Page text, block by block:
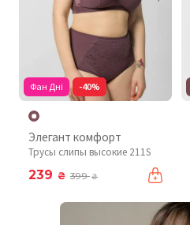
Фан Дні -40%
Элегант комфорт
Трусы слипы высокие 211S
239 ₴ 399₴